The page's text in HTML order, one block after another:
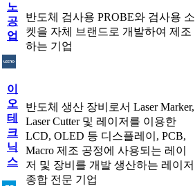
노
공
업
반도체 검사용 PROBE와 검사용 소
켓을 자체 브랜드로 개발하여 제조
하는 기업
이
오
테
크
닉
스
반도체 생산 장비로서 Laser Marker,
Laser Cutter 및 레이저를 이용한
LCD, OLED 등 디스플레이, PCB,
Macro 제조 공정에 사용되는 레이
저 및 장비를 개발 생산하는 레이저
종합 전문 기업